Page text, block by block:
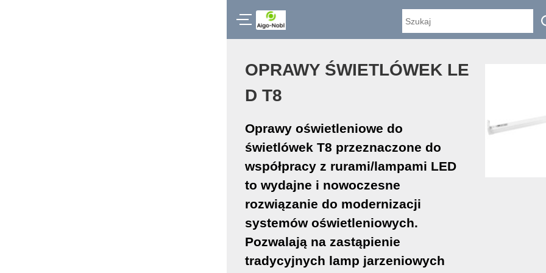
OPRAWY ŚWIETLÓWEK LE
D T8
Oprawy oświetleniowe do
świetlówek T8 przeznaczone do
współpracy z rurami/lampami LED
to wydajne i nowoczesne
rozwiązanie do modernizacji
systemów oświetleniowych.
Pozwalają na zastąpienie
tradycyjnych lamp jarzeniowych